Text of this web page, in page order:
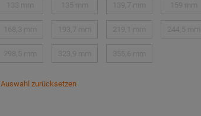
Auswahl zurücksetzen